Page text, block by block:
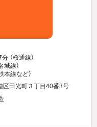
分 （桜通線）
城線）
本線など）
区田光町３丁目40番3号